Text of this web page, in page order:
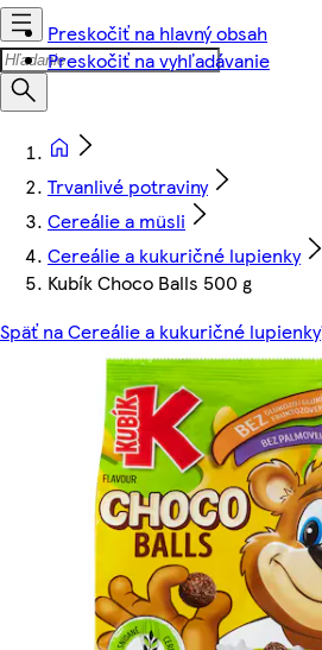
Preskočiť na hlavný obsah
Preskočiť na vyhľadávanie
Trvanlivé potraviny
Cereálie a müsli
Cereálie a kukuričné lupienky
Kubík Choco Balls 500 g
Späť na Cereálie a kukuričné lupienky